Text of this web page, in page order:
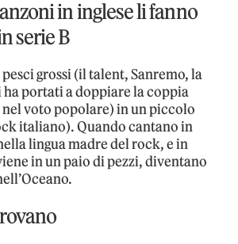
in inglese li fanno
serie B
grossi (il talent, Sanremo, la
portati a doppiare la coppia
voto popolare) in un piccolo
italiano). Quando cantano in
lingua madre del rock, e in
in un paio di pezzi, diventano